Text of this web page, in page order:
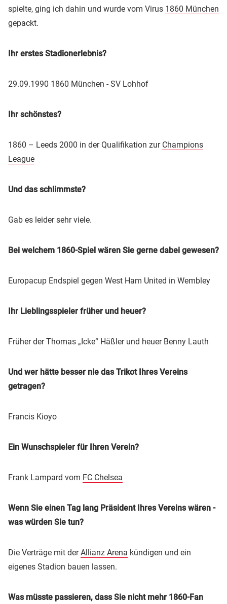
spielte, ging ich dahin und wurde vom Virus 1860 München
gepackt.
Ihr erstes Stadionerlebnis?
29.09.1990 1860 München - SV Lohhof
Ihr schönstes?
1860 – Leeds 2000 in der Qualifikation zur Champions
League
Und das schlimmste?
Gab es leider sehr viele.
Bei welchem 1860-Spiel wären Sie gerne dabei gewesen?
Europacup Endspiel gegen West Ham United in Wembley
Ihr Lieblingsspieler früher und heuer?
Früher der Thomas „Icke“ Häßler und heuer Benny Lauth
Und wer hätte besser nie das Trikot Ihres Vereins
getragen?
Francis Kioyo
Ein Wunschspieler für Ihren Verein?
Frank Lampard vom FC Chelsea
Wenn Sie einen Tag lang Präsident Ihres Vereins wären -
was würden Sie tun?
Die Verträge mit derAllianz Arena kündigen und ein
eigenes Stadion bauen lassen.
Was müsste passieren, dass Sie nicht mehr 1860-Fan